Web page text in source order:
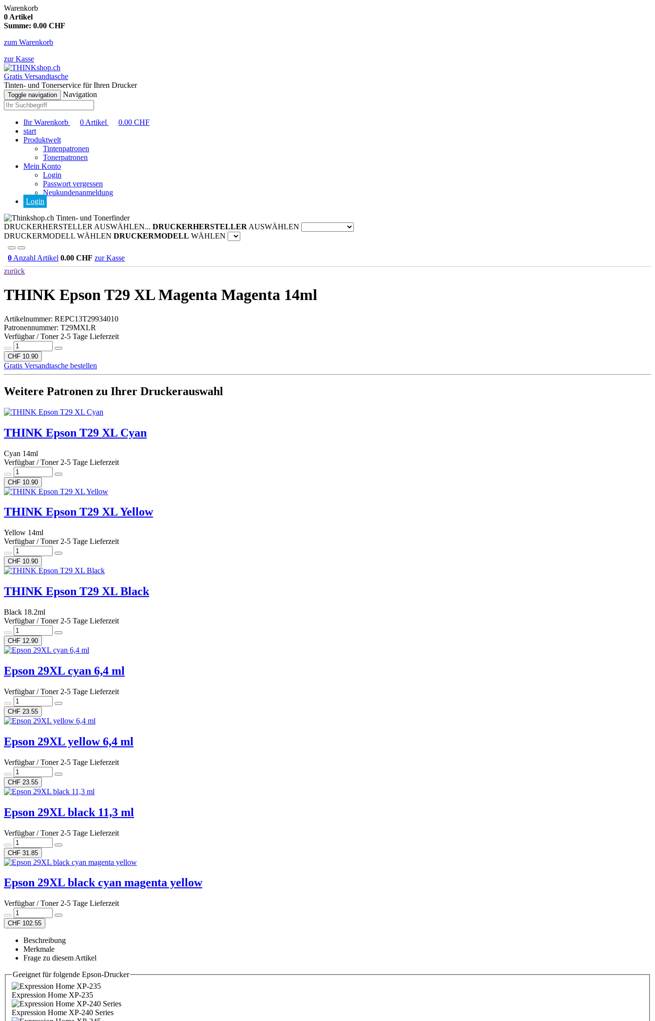
Warenkorb
0 Artikel
Summe: 0.00 CHF
zum Warenkorb
zur Kasse
Gratis Versandtasche
Tinten- und Tonerservice für Ihren Drucker
Toggle navigation Navigation
Ihr Warenkorb 0 Artikel 0.00 CHF
start
Produktwelt
Tintenpatronen
Tonerpatronen
Mein Konto
Login
Passwort vergessen
Neukundenanmeldung
Login
Tinten- und Tonerfinder
DRUCKERHERSTELLER AUSWÄHLEN... DRUCKERHERSTELLER AUSWÄHLEN
DRUCKERMODELL WÄHLEN DRUCKERMODELL WÄHLEN
0 Anzahl Artikel 0.00 CHF zur Kasse
zurück
THINK Epson T29 XL Magenta Magenta 14ml
Artikelnummer: REPC13T29934010
Patronennummer: T29MXLR
Verfügbar / Toner 2-5 Tage Lieferzeit
CHF 10.90
Gratis Versandtasche bestellen
Weitere Patronen zu Ihrer Druckerauswahl
THINK Epson T29 XL Cyan
Cyan 14ml
Verfügbar / Toner 2-5 Tage Lieferzeit
CHF 10.90
THINK Epson T29 XL Yellow
Yellow 14ml
Verfügbar / Toner 2-5 Tage Lieferzeit
CHF 10.90
THINK Epson T29 XL Black
Black 18.2ml
Verfügbar / Toner 2-5 Tage Lieferzeit
CHF 12.90
Epson 29XL cyan 6,4 ml
Verfügbar / Toner 2-5 Tage Lieferzeit
CHF 23.55
Epson 29XL yellow 6,4 ml
Verfügbar / Toner 2-5 Tage Lieferzeit
CHF 23.55
Epson 29XL black 11,3 ml
Verfügbar / Toner 2-5 Tage Lieferzeit
CHF 31.85
Epson 29XL black cyan magenta yellow
Verfügbar / Toner 2-5 Tage Lieferzeit
CHF 102.55
Beschreibung
Merkmale
Frage zu diesem Artikel
Geeignet für folgende Epson-Drucker
Expression Home XP-235
Expression Home XP-240 Series